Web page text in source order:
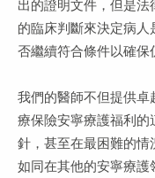
出的證明文件，但是
的臨床判斷來決定病
否繼續符合條件以確保
我們的醫師不但提供
療保險安寧療護福利
針，甚至在最困難的情
如同在其他的安寧療護